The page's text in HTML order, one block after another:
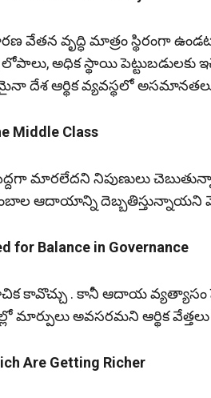
వేతన వృద్ధి మాత్రం స్థిరంగా
అధిక స్థాయి పెట్టుబడులకు
దేశ ఆర్థిక వ్యవస్థలో
Middle Class
మారలేదని నిపుణులు
ఆదాయాన్ని దెబ్బ‌తిస్తున్నాయ‌ని
Balance in Governance
కావొచ్చు . కానీ ఆదాయ
మార్పులు అవసరమని ఆర్థిక వేత్త‌లు
Are Getting Richer